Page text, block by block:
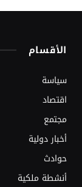
الأقسام
سياسة
اقتصاد
مجتمع
أخبار دولية
حوادث
أنشطة ملكية